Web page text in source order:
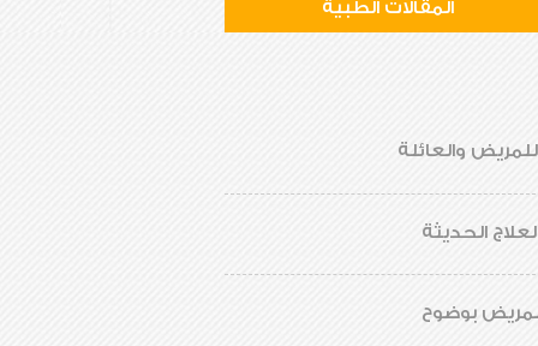
المقالات الطبية
والعائلة
الحديثة
بوضوح